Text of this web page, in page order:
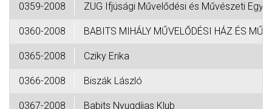
0359-2008 ZUG Ifjúsági Művelődési és Művészeti Egy
0360-2008 BABITS MIHÁLY MŰVELŐDÉSI HÁZ ÉS
0365-2008 Cziky Erika
0366-2008 Biszák László
0367-2008 Babits Nyugdíjas Klub